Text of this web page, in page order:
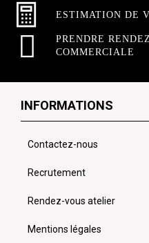
ESTIMATION DE
PRENDRE
COMMERCIALE
INFORMATIONS
Contactez-nous
Recrutement
Rendez-vous atelier
Mentions légales